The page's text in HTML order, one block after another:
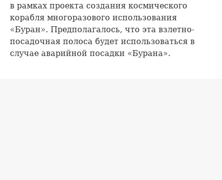
в рамках проекта создания космического
корабля многоразового использования
«Буран». Предполагалось, что эта взлетно-
посадочная полоса будет использоваться в
случае аварийной посадки «Бурана».